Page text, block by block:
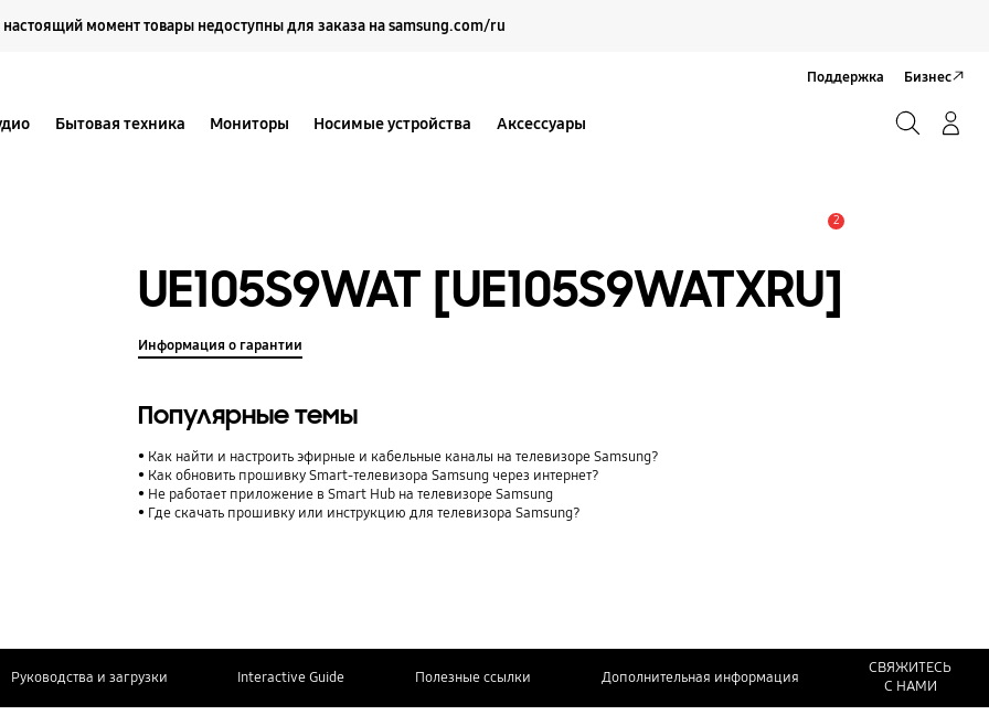
настоящий момент товары недоступны для заказа на samsung.com/ru
Бытовая техника Мониторы Носимые устройства Аксессуары
Поддержка Бизнес
2
UE105S9WAT [UE105S9WATXRU]
Информация о гарантии
Популярные темы
Как найти и настроить эфирные и кабельные каналы на телевизоре Samsung?
Как обновить прошивку Smart-телевизора Samsung через интернет?
Не работает приложение в Smart Hub на телевизоре Samsung
Где скачать прошивку или инструкцию для телевизора Samsung?
Руководства и загрузки Interactive Guide Полезные ссылки Дополнительная информация
СВЯЖИТЕСЬ
С НАМИ